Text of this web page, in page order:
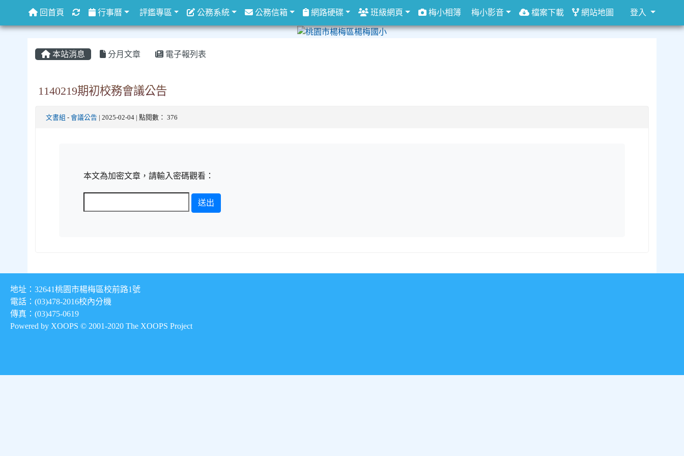
本站消息 分月文章 電子報列表
1140219期初校務會議公告
文書組 - 會議公告 | 2025-02-04 | 點閱數： 376
本文為加密文章，請輸入密碼觀看：
送出
地址：32641桃園市楊梅區校前路1號
電話：(03)478-2016校內分機
傳真：(03)475-0619
Powered by XOOPS © 2001-2020 The XOOPS Project
回首頁 重新取得佈景設定
行事曆 評鑑專區 公務系統 公務信箱 網路硬碟 班級網頁 梅小相簿 梅小影音 檔案下載 網站地圖 登入